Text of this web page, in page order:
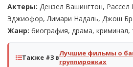
Актеры: Дензел Вашингтон, Рассел
Эджиофор, Лимари Надаль, Джош
Жанр: биография, драма, криминал,
Также #3 вЛучшие фильмы о
группировках